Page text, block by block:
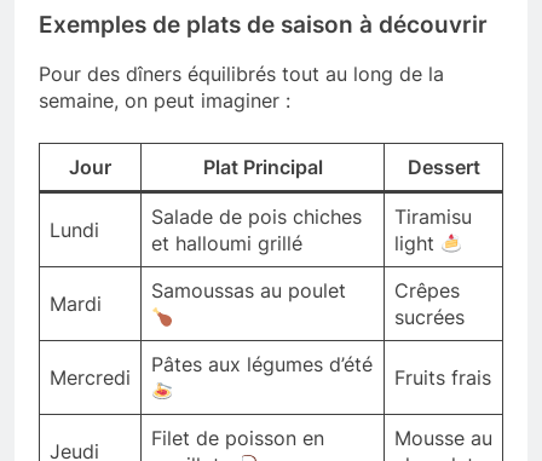
Exemples de plats de saison à découvrir
Pour des dîners équilibrés tout au long de la
semaine, on peut imaginer :
Jour Plat Principal Dessert
Lundi
Salade de pois chiches
et halloumi grillé
Tiramisu
light
Mardi
Samoussas au poulet
Crêpes
sucrées
Mercredi
Pâtes aux légumes d’été
Fruits frais
Jeudi
Filet de poisson en
Mousse au